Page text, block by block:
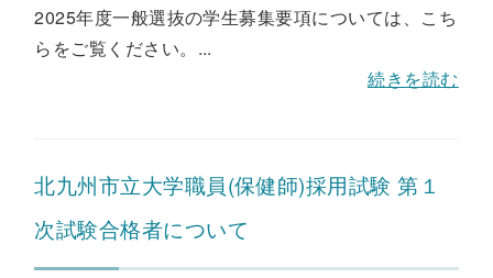
2025年度一般選抜の学生募集要項については、こち
らをご覧ください。...
続きを読む
北九州市立大学職員(保健師)採用試験 第１
次試験合格者について